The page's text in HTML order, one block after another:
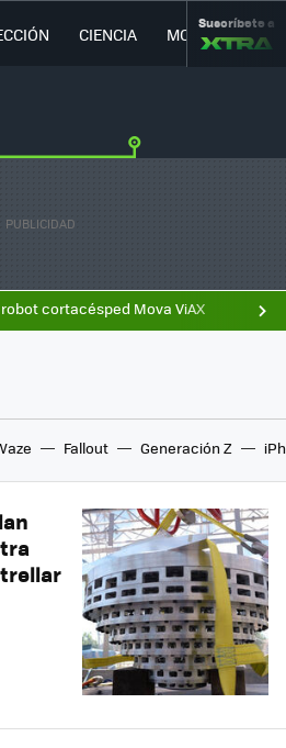
CIENCIA MOVILIDAD
Suscríbete a
cortacésped Mova ViAX
Fallout Generación Z